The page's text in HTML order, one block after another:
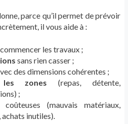
parce qu’il permet de prévoir
il vous aide à :
les travaux ;
sans rien casser ;
des dimensions cohérentes ;
zones (repas, détente,
;
coûteuses (mauvais matériaux,
inutiles).